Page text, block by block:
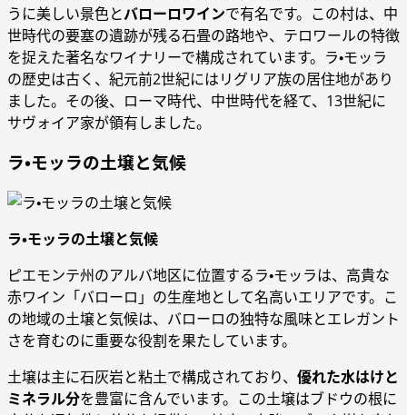
うに美しい景色とバローロワインで有名です。この村は、中
世時代の要塞の遺跡が残る石畳の路地や、テロワールの特徴
を捉えた著名なワイナリーで構成されています。ラ・モッラ
の歴史は古く、紀元前2世紀にはリグリア族の居住地があり
ました。その後、ローマ時代、中世時代を経て、13世紀に
サヴォイア家が領有しました。
ラ・モッラの土壌と気候
ラ・モッラの土壌と気候
ピエモンテ州のアルバ地区に位置するラ・モッラは、高貴な
赤ワイン「バローロ」の生産地として名高いエリアです。こ
の地域の土壌と気候は、バローロの独特な風味とエレガント
さを育むのに重要な役割を果たしています。
土壌は主に石灰岩と粘土で構成されており、 優れた水はけと
ミネラル分を豊富に含んでいます。この土壌はブドウの根に